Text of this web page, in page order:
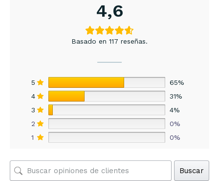
4,6
Basado en 117 reseñas.
5
65%
4
31%
3
4%
2
0%
1
0%
Buscar